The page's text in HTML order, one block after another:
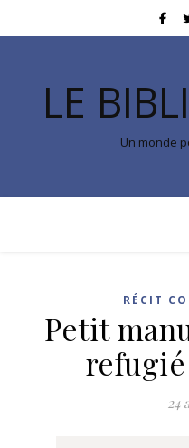
LE
Un monde
RÉCIT
Petit
24